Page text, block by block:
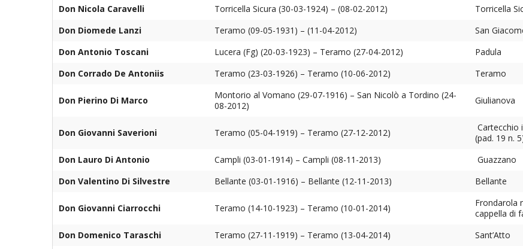
Don Nicola Caravelli
Torricella Sicura (30-03-1924) – (08-02-2012)
Torricella
Don Diomede Lanzi
Teramo (09-05-1931) – (11-04-2012)
San
Don Antonio Toscani
Lucera (Fg) (20-03-1923) – Teramo (27-04-2012)
Padula
Don Corrado De Antoniis
Teramo (23-03-1926) – Teramo (10-06-2012) Teramo
Don Pierino Di Marco
Montorio al Vomano (29-07-1916) – San Nicolò a Tordino (24-
08-2012)
Giulianova
Don Giovanni Saverioni Teramo (05-04-1919) – Teramo (27-12-2012)
Cartecchio
(pad. 19 n.
Don Lauro Di Antonio
Campli (03-01-1914) – Campli (08-11-2013)
Guazzano
Don Valentino Di Silvestre
Bellante (03-01-1916) – Bellante (12-11-2013) Bellante
Don Giovanni Ciarrocchi Teramo (14-10-1923) – Teramo (10-01-2014)
Frondarola
cappella di
Don Domenico Taraschi
Teramo (27-11-1919) – Teramo (13-04-2014)
Sant’Atto